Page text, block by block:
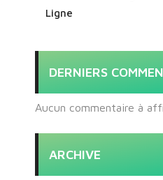
Ligne
DERNIERS
Aucun commentaire à
ARCHIVE